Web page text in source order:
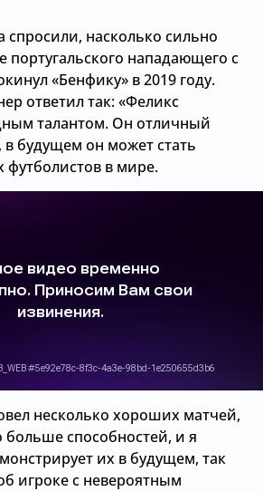
насколько сильно
португальского нападающего с
«Бенфику» в 2019 году.
ответил так: «Феликс
талантом. Он отличный
будущем он может стать
в мире.
несколько хороших матчей,
больше способностей, и я
их в будущем, так
игроке с невероятным